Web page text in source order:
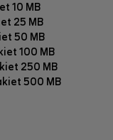
10 MB
25 MB
50 MB
100 MB
250 MB
500 MB